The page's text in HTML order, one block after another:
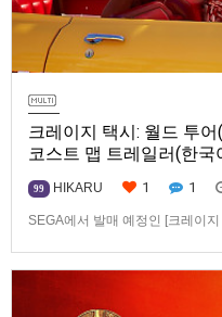
크레이지 택시: 월드 투어
코스트 맵 트레일러(한국
99 HIKARU 1 1
SEGA에서 발매 예정인 [크레이